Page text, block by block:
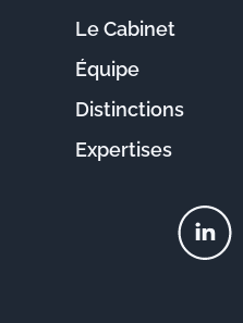
Le Cabinet
Équipe
Distinctions
Expertises